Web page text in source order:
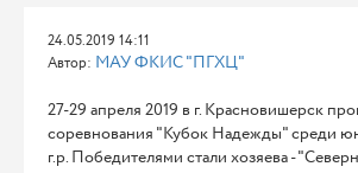
24.05.2019 14:11
Автор: МАУ ФКИС "ПГХЦ"
27-29 апреля 2019 в г. Красновишерск
соревнования "Кубок Надежды" среди
г.р. Победителями стали хозяева -